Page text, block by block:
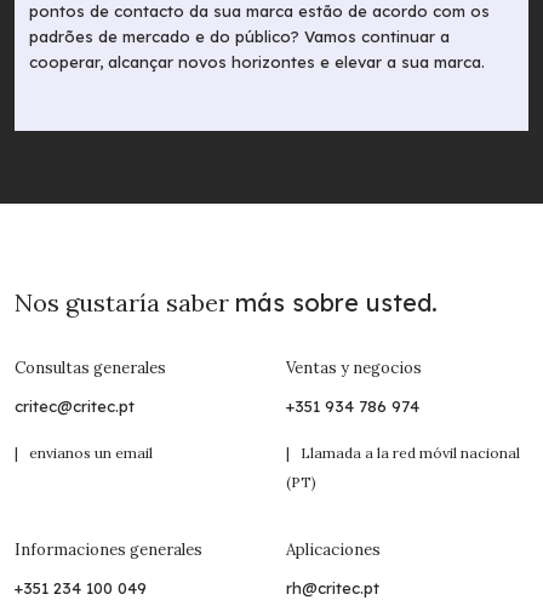
pontos de contacto da sua marca estão de acordo com os
padrões de mercado e do público? Vamos continuar a
cooperar, alcançar novos horizontes e elevar a sua marca.
Nos gustaría saber más sobre usted.
Consultas generales
critec@critec.pt
| envianos un email
Ventas y negocios
+351 934 786 974
| Llamada a la red móvil nacional
(PT)
Informaciones generales
+351 234 100 049
Aplicaciones
rh@critec.pt